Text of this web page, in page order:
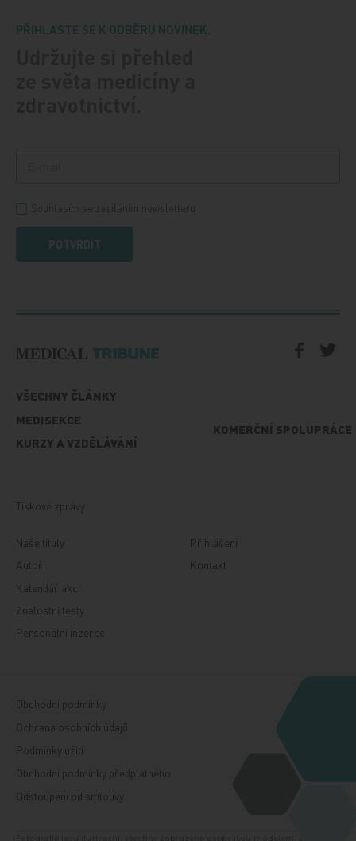
PŘIHLASTE SE K ODBĚRU NOVINEK.
POTVRDIT
VŠECHNY ČLÁNKY
MEDISEKCE
KURZY A VZDĚLÁVÁNÍ
KOMERČNÍ SPOLUPRÁCE
Tiskové zprávy
Naše tituly
Autoři
Kalendář akcí
Znalostní testy
Personální inzerce
Přihlášení
Kontakt
Obchodní podmínky
Ochrana osobních údajů
Podmínky užití
Obchodní podmínky předplatného
Odstoupení od smlouvy